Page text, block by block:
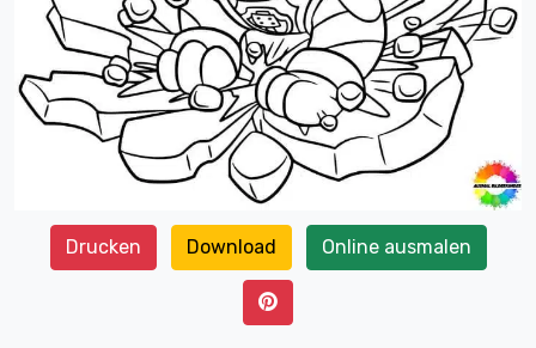
Drucken Download Online ausmalen